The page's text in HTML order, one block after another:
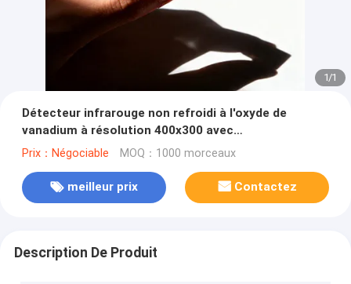
1/1
Détecteur infrarouge non refroidi à l'oxyde de
vanadium à résolution 400x300 avec
microbolomètre d'emballage au niveau de la gaufre
Prix：Négociable MOQ：1000 morceaux
meilleur prix Contactez
Description De Produit